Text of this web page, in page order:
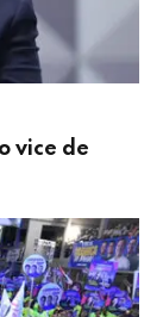
vice de